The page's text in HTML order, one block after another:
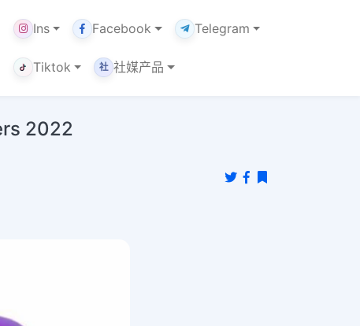
Ins Facebook Telegram
Tiktok 社 社媒产品
2022